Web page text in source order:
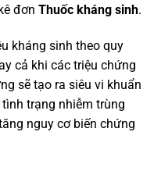
đơn Thuốc kháng sinh.
kháng sinh theo quy
cả khi các triệu chứng
sẽ tạo ra siêu vi khuẩn
trạng nhiễm trùng
nguy cơ biến chứng